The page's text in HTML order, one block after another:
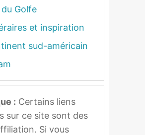
du Golfe
et inspiration
sud-américain
: Certains liens
sur ce site sont des
Si vous